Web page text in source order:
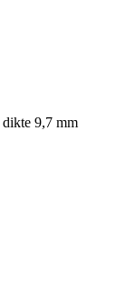
9,7 mm